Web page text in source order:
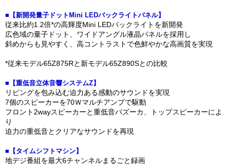
■【新開発量子ドットMini LEDバックライトパネル】
従来比約1.2倍*の高輝度Mini LEDバックライトを新開発
広色域の量子ドット、ワイドアングル液晶パネルを採用し
斜めからも見やすく、高コントラストで色鮮やかな高画質を実現
*従来モデル65Z875Rと新モデル65Z890Sとの比較
■【重低音立体音響システムZ】
リビングを包み込む迫力ある感動のサウンドを実現
7個のスピーカーを70Ｗマルチアンプで駆動
フロント2wayスピーカーと重低音バズーカ、トップスピーカーによ
り
迫力の重低音とクリアなサウンドを再現
■【タイムシフトマシン】
地デジ番組を最大6チャンネルまるごと録画